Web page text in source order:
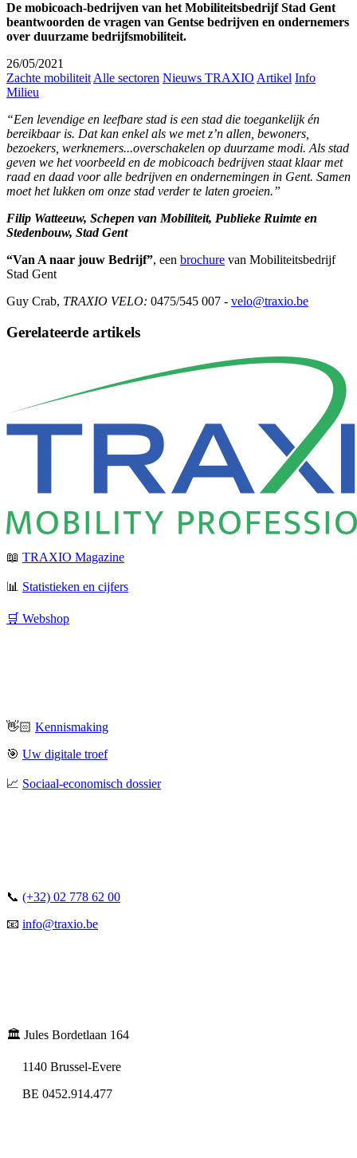
De mobicoach-bedrijven van het Mobiliteitsbedrijf Stad Gent
beantwoorden de vragen van Gentse bedrijven en ondernemers
over duurzame bedrijfsmobiliteit.
26/05/2021
Zachte mobiliteit Alle sectoren Nieuws TRAXIO Artikel Info
Milieu
“Een levendige en leefbare stad is een stad die toegankelijk én
bereikbaar is. Dat kan enkel als we met z’n allen, bewoners,
bezoekers, werknemers...overschakelen op duurzame modi. Als stad
geven we het voorbeeld en de mobicoach bedrijven staat klaar met
raad en daad voor alle bedrijven en ondernemingen in Gent. Samen
moet het lukken om onze stad verder te laten groeien.”
Filip Watteeuw, Schepen van Mobiliteit, Publieke Ruimte en
Stedenbouw, Stad Gent
“Van A naar jouw Bedrijf”, een brochure van Mobiliteitsbedrijf
Stad Gent
Guy Crab, TRAXIO VELO: 0475/545 007 - velo@traxio.be
Gerelateerde artikels
📖 TRAXIO Magazine
📊 Statistieken en cijfers
🛒 Webshop
👋🏻 Kennismaking
🎯 Uw digitale troef
📈 Sociaal-economisch dossier
📞 (+32) 02 778 62 00
📧 info@traxio.be
🏛️ Jules Bordetlaan 164
1140 Brussel-Evere
BE 0452.914.477